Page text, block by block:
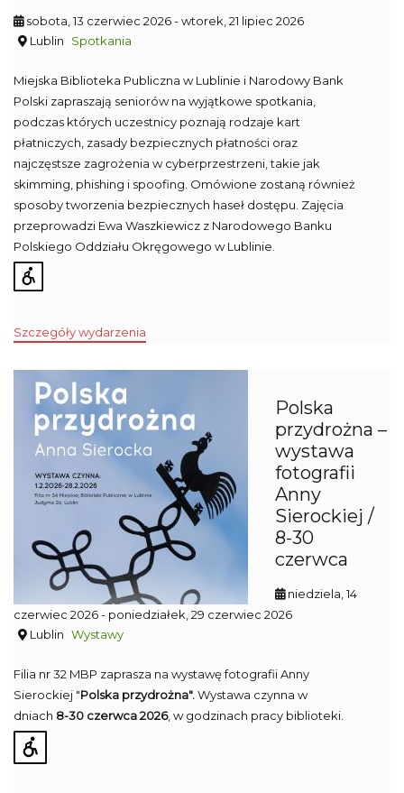
sobota, 13 czerwiec 2026- wtorek, 21 lipiec 2026
Lublin
Spotkania
Miejska Biblioteka Publiczna w Lublinie i Narodowy Bank
Polski zapraszają seniorów na wyjątkowe spotkania,
podczas których uczestnicy poznają rodzaje kart
płatniczych, zasady bezpiecznych płatności oraz
najczęstsze zagrożenia w cyberprzestrzeni, takie jak
skimming, phishing i spoofing. Omówione zostaną również
sposoby tworzenia bezpiecznych haseł dostępu. Zajęcia
przeprowadzi Ewa Waszkiewicz z Narodowego Banku
Polskiego Oddziału Okręgowego w Lublinie.
Szczegóły wydarzenia
Polska
przydrożna –
wystawa
fotografii
Anny
Sierockiej /
8-30
czerwca
niedziela, 14
czerwiec 2026- poniedziałek, 29 czerwiec 2026
Lublin Wystawy
Filia nr 32 MBP zaprasza na wystawę fotografii Anny
Sierockiej "Polska przydrożna".Wystawa czynna w
dniach 8-30 czerwca 2026, w godzinach pracy biblioteki.